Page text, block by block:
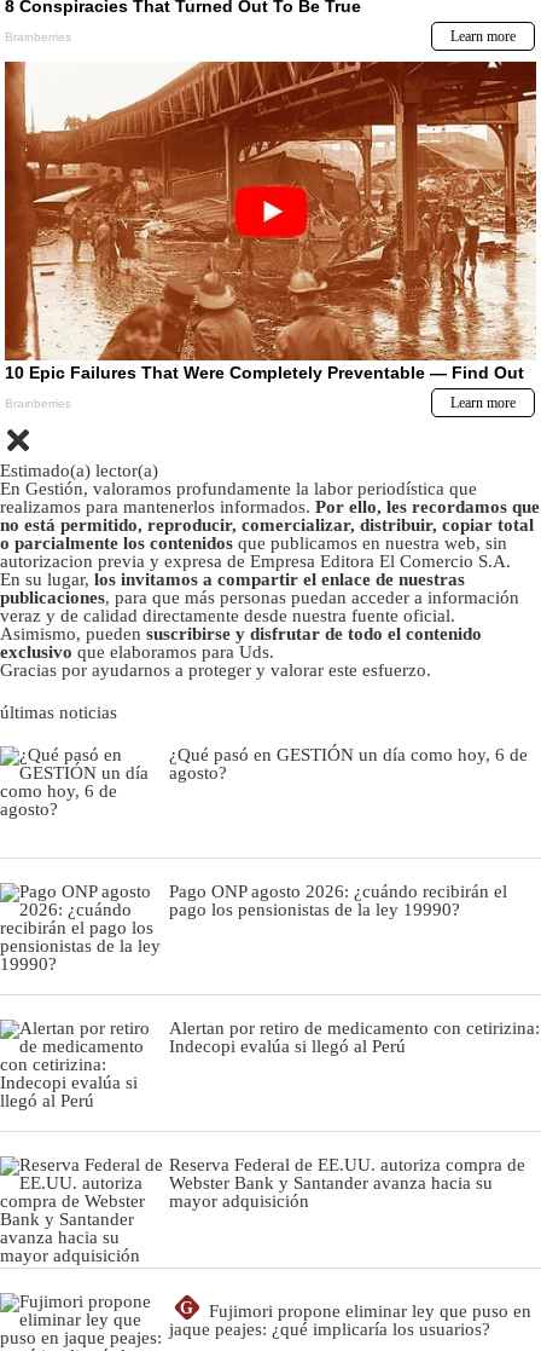
Estimado(a) lector(a)
En Gestión, valoramos profundamente la labor periodística que
realizamos para mantenerlos informados. Por ello, les recordamos que
no está permitido, reproducir, comercializar, distribuir, copiar total
o parcialmente los contenidos que publicamos en nuestra web, sin
autorizacion previa y expresa de Empresa Editora El Comercio S.A.
En su lugar, los invitamos a compartir el enlace de nuestras
publicaciones, para que más personas puedan acceder a información
veraz y de calidad directamente desde nuestra fuente oficial.
Asimismo, pueden suscribirse y disfrutar de todo el contenido
exclusivo que elaboramos para Uds.
Gracias por ayudarnos a proteger y valorar este esfuerzo.
últimas noticias
¿Qué pasó en GESTIÓN un día como hoy, 6 de
agosto?
Pago ONP agosto 2026: ¿cuándo recibirán el
pago los pensionistas de la ley 19990?
Alertan por retiro de medicamento con cetirizina:
Indecopi evalúa si llegó al Perú
Reserva Federal de EE.UU. autoriza compra de
Webster Bank y Santander avanza hacia su
mayor adquisición
G
Fujimori propone eliminar ley que puso en
jaque peajes: ¿qué implicaría los usuarios?